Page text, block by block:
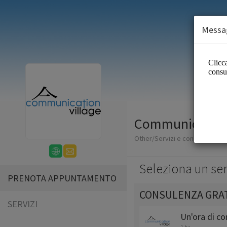
PRENOTA APPUNTAMENTO
SERVIZI
Communication
Other/Servizi e consulenza di
Seleziona un
CONSULENZA
Un'ora di